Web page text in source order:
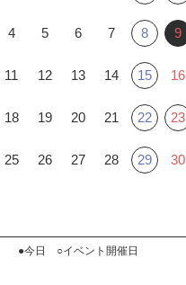
4 5 6 7 8 9
11 12 13 14 15 16
18 19 20 21 22 23
25 26 27 28 29 30
●今日 ○イベント開催日